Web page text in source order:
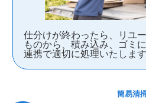
仕分けが終わったら、リユ
ものから、積み込み、ゴミ
連携で適切に処理いたします
簡易清